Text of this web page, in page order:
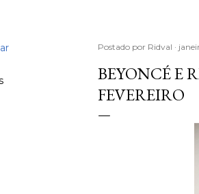
Postado por Ridval
BEYONCÉ E
FEVEREIRO